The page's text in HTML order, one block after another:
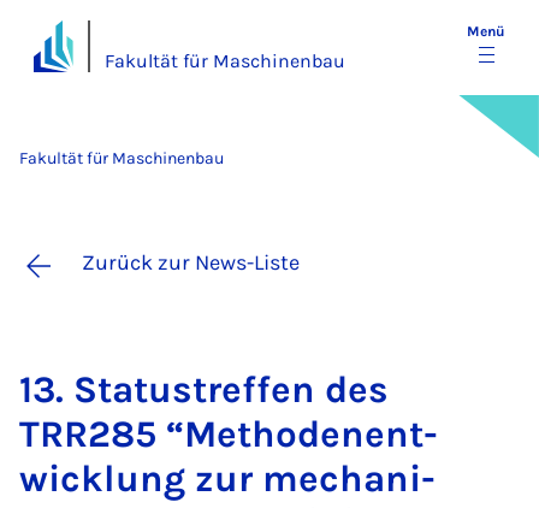
Fakultät für Maschinenbau
Menü
Fakultät für Maschinenbau
Zurück zur News-Liste
13. Sta­tus­tref­fen des
TRR285 “Me­tho­den­ent­
wick­lung zur me­cha­ni­